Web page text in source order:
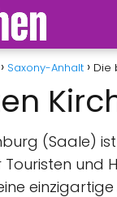
Saxony-Anhalt Die
(Saale)
und